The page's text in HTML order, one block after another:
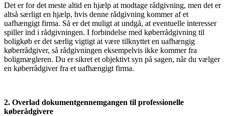
Det er for det meste altid en hjælp at modtage rådgivning, men det er
altså særligt en hjælp, hvis denne rådgivning kommer af et
uafhængigt firma. Så er det muligt at undgå, at eventuelle interesser
spiller ind i rådgivningen. I forbindelse med køberrådgivning til
boligkøb er det særlig vigtigt at være tilknyttet en uafhængig
køberrådgiver, så rådgivningen eksempelvis ikke kommer fra
boligmægleren. Du er sikret et objektivt syn på sagen, når du vælger
en køberrådgiver fra et uafhængigt firma.
2. Overlad dokumentgennemgangen til professionelle
køberådgivere